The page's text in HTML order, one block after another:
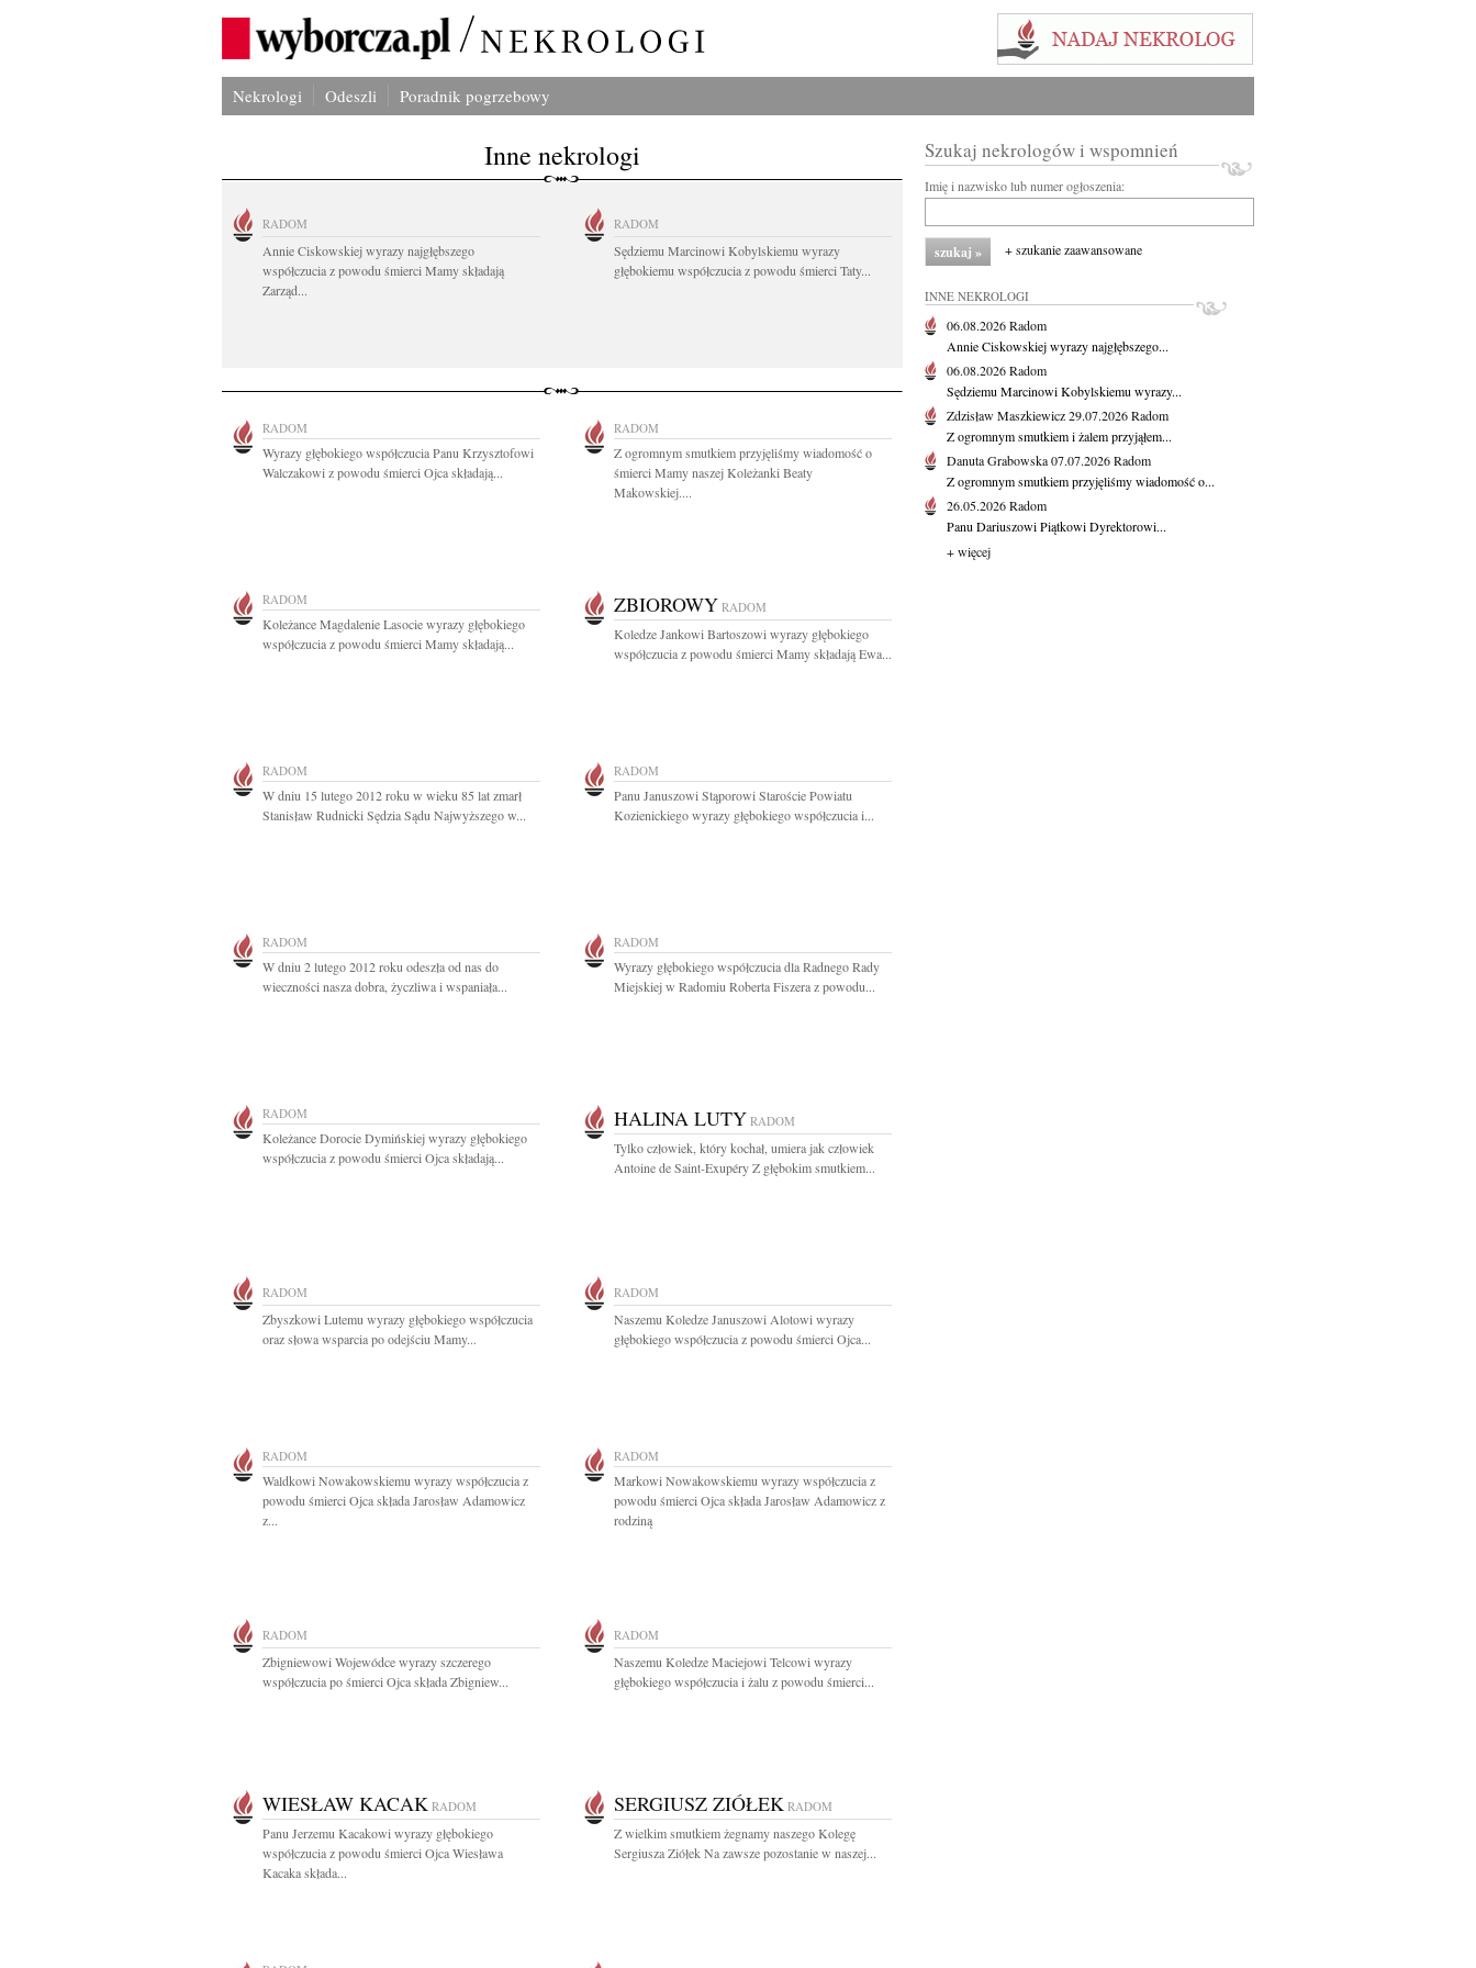
Nekrologi Odeszli Poradnik pogrzebowy
Inne nekrologi
RADOM
Annie Ciskowskiej wyrazy najgłębszego
współczucia z powodu śmierci Mamy składają
Zarząd...
RADOM
Sędziemu Marcinowi Kobylskiemu wyrazy
głębokiemu współczucia z powodu śmierci Taty...
RADOM
Wyrazy głębokiego współczucia Panu Krzysztofowi
Walczakowi z powodu śmierci Ojca składają...
RADOM
Z ogromnym smutkiem przyjęliśmy wiadomość o
śmierci Mamy naszej Koleżanki Beaty
Makowskiej....
RADOM
Koleżance Magdalenie Lasocie wyrazy głębokiego
współczucia z powodu śmierci Mamy składają...
ZBIOROWY RADOM
Koledze Jankowi Bartoszowi wyrazy głębokiego
współczucia z powodu śmierci Mamy składają Ewa...
RADOM
W dniu 15 lutego 2012 roku w wieku 85 lat zmarł
Stanisław Rudnicki Sędzia Sądu Najwyższego w...
RADOM
Panu Januszowi Stąporowi Staroście Powiatu
Kozienickiego wyrazy głębokiego współczucia i...
RADOM
W dniu 2 lutego 2012 roku odeszła od nas do
wieczności nasza dobra, życzliwa i wspaniała...
RADOM
Wyrazy głębokiego współczucia dla Radnego Rady
Miejskiej w Radomiu Roberta Fiszera z powodu...
RADOM
Koleżance Dorocie Dymińskiej wyrazy głębokiego
współczucia z powodu śmierci Ojca składają...
HALINA LUTY RADOM
Tylko człowiek, który kochał, umiera jak człowiek
Antoine de Saint-Exupéry Z głębokim smutkiem...
RADOM
Zbyszkowi Lutemu wyrazy głębokiego współczucia
oraz słowa wsparcia po odejściu Mamy...
RADOM
Naszemu Koledze Januszowi Alotowi wyrazy
głębokiego współczucia z powodu śmierci Ojca...
RADOM
Waldkowi Nowakowskiemu wyrazy współczucia z
powodu śmierci Ojca składa Jarosław Adamowicz
z...
RADOM
Markowi Nowakowskiemu wyrazy współczucia z
powodu śmierci Ojca składa Jarosław Adamowicz z
rodziną
RADOM
Zbigniewowi Wojewódce wyrazy szczerego
współczucia po śmierci Ojca składa Zbigniew...
RADOM
Naszemu Koledze Maciejowi Telcowi wyrazy
głębokiego współczucia i żalu z powodu śmierci...
WIESŁAW KACAK RADOM
Panu Jerzemu Kacakowi wyrazy głębokiego
współczucia z powodu śmierci Ojca Wiesława
Kacaka składa...
SERGIUSZ ZIÓŁEK RADOM
Z wielkim smutkiem żegnamy naszego Kolegę
Sergiusza Ziółek Na zawsze pozostanie w naszej...
Szukaj nekrologów i wspomnień
Imię i nazwisko lub numer ogłoszenia:
+ szukanie zaawansowane
INNE NEKROLOGI
06.08.2026Radom
Annie Ciskowskiej wyrazy najgłębszego...
06.08.2026Radom
Sędziemu Marcinowi Kobylskiemu wyrazy...
Zdzisław Maszkiewicz29.07.2026Radom
Z ogromnym smutkiem i żalem przyjąłem...
Danuta Grabowska07.07.2026Radom
Z ogromnym smutkiem przyjęliśmy wiadomość o...
26.05.2026Radom
Panu Dariuszowi Piątkowi Dyrektorowi...
+ więcej